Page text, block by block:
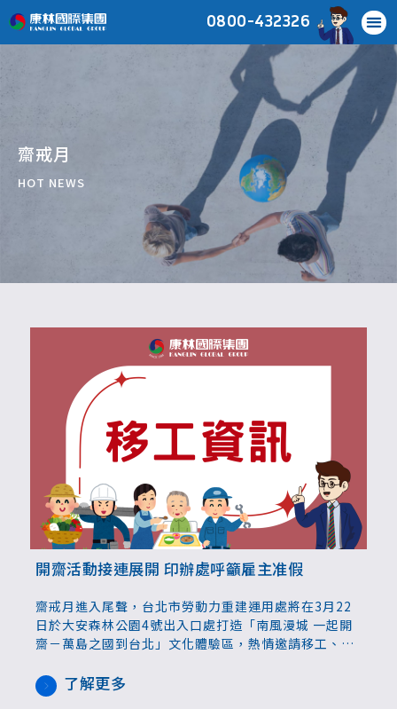
0800-432326
齋戒月
HOT NEWS
開齋活動接連展開 印辦處呼籲雇主准假
齋戒月進入尾聲，台北市勞動力重建運用處將在3月22
日於大安森林公園4號出入口處打造「南風漫城 一起開
齋－萬島之國到台北」文化體驗區，熱情邀請移工、民
了解更多